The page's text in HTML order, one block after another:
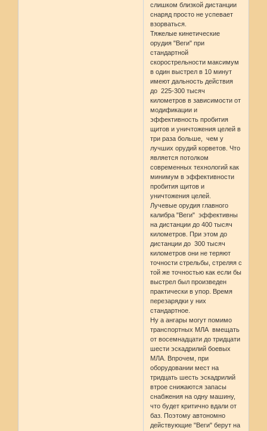
слишком близкой дистанции
снаряд просто не успевает
взорваться.
Тяжелые кинетические
орудия "Веги" при
стандартной
скорострельности максимум
в один выстрел в 10 минут
имеют дальность действия
до 225-300 тысяч
километров в зависимости от
модификации и
эффективность пробития
щитов и уничтожения целей в
три раза больше, чем у
лучших орудий корветов. Что
является потолком
современных технологий как
минимум в эффективности
пробития щитов и
уничтожения целей.
Лучевые орудия главного
калибра "Веги" эффективны
на дистанции до 400 тысяч
километров. При этом до
дистанции до 300 тысяч
километров они не теряют
точности стрельбы, стреляя с
той же точностью как если бы
выстрел был произведен
практически в упор. Время
перезарядки у них
стандартное.
Ну а ангары могут помимо
транспортных МЛА вмещать
от восемнадцати до тридцати
шести эскадрилий боевых
МЛА. Впрочем, при
оборудовании мест на
тридцать шесть эскадрилий
втрое снижаются запасы
снабжения на одну машину,
что будет критично вдали от
баз. Поэтому автономно
действующие "Веги" берут на